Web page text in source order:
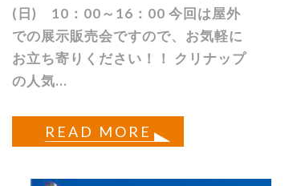
(日) 10：00～16：00 今回は屋外
での展示販売会ですので、お気軽に
お立ち寄りください！！ クリナップ
の人気...
READ MORE